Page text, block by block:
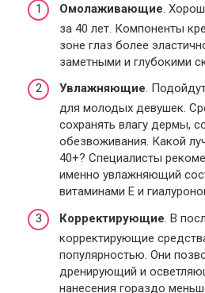
Омолаживающие.
за 40 лет. Компоненты
зоне глаз более
заметными и глубокими
Увлажняющие.
для молодых девушек.
сохранять влагу дермы,
обезвоживания. Какой
40+? Специалисты
именно увлажняющий
витаминами Е и
Корректирующие. В
корректирующие
популярностью. Они
дренирующий и
нанесения гораздо